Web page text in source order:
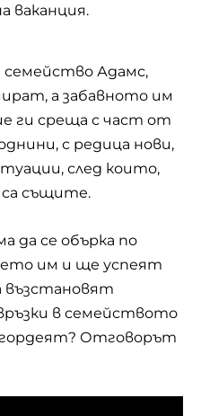
ваканция.
семейство Адамс,
а забавното им
ги среща с част от
с редица нови,
след които,
са същите.
да се обърка по
им и ще успеят
възстановят
в семейството
гордеят? Отговорът